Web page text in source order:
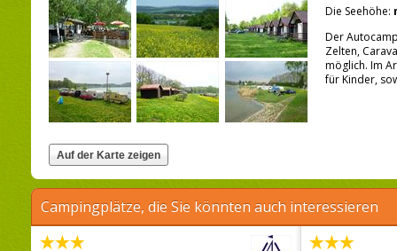
Die Seehöhe:
Der
Zelten,
möglich. Im
für Kinder,
Campingplätze, die Sie könnten auch interessieren